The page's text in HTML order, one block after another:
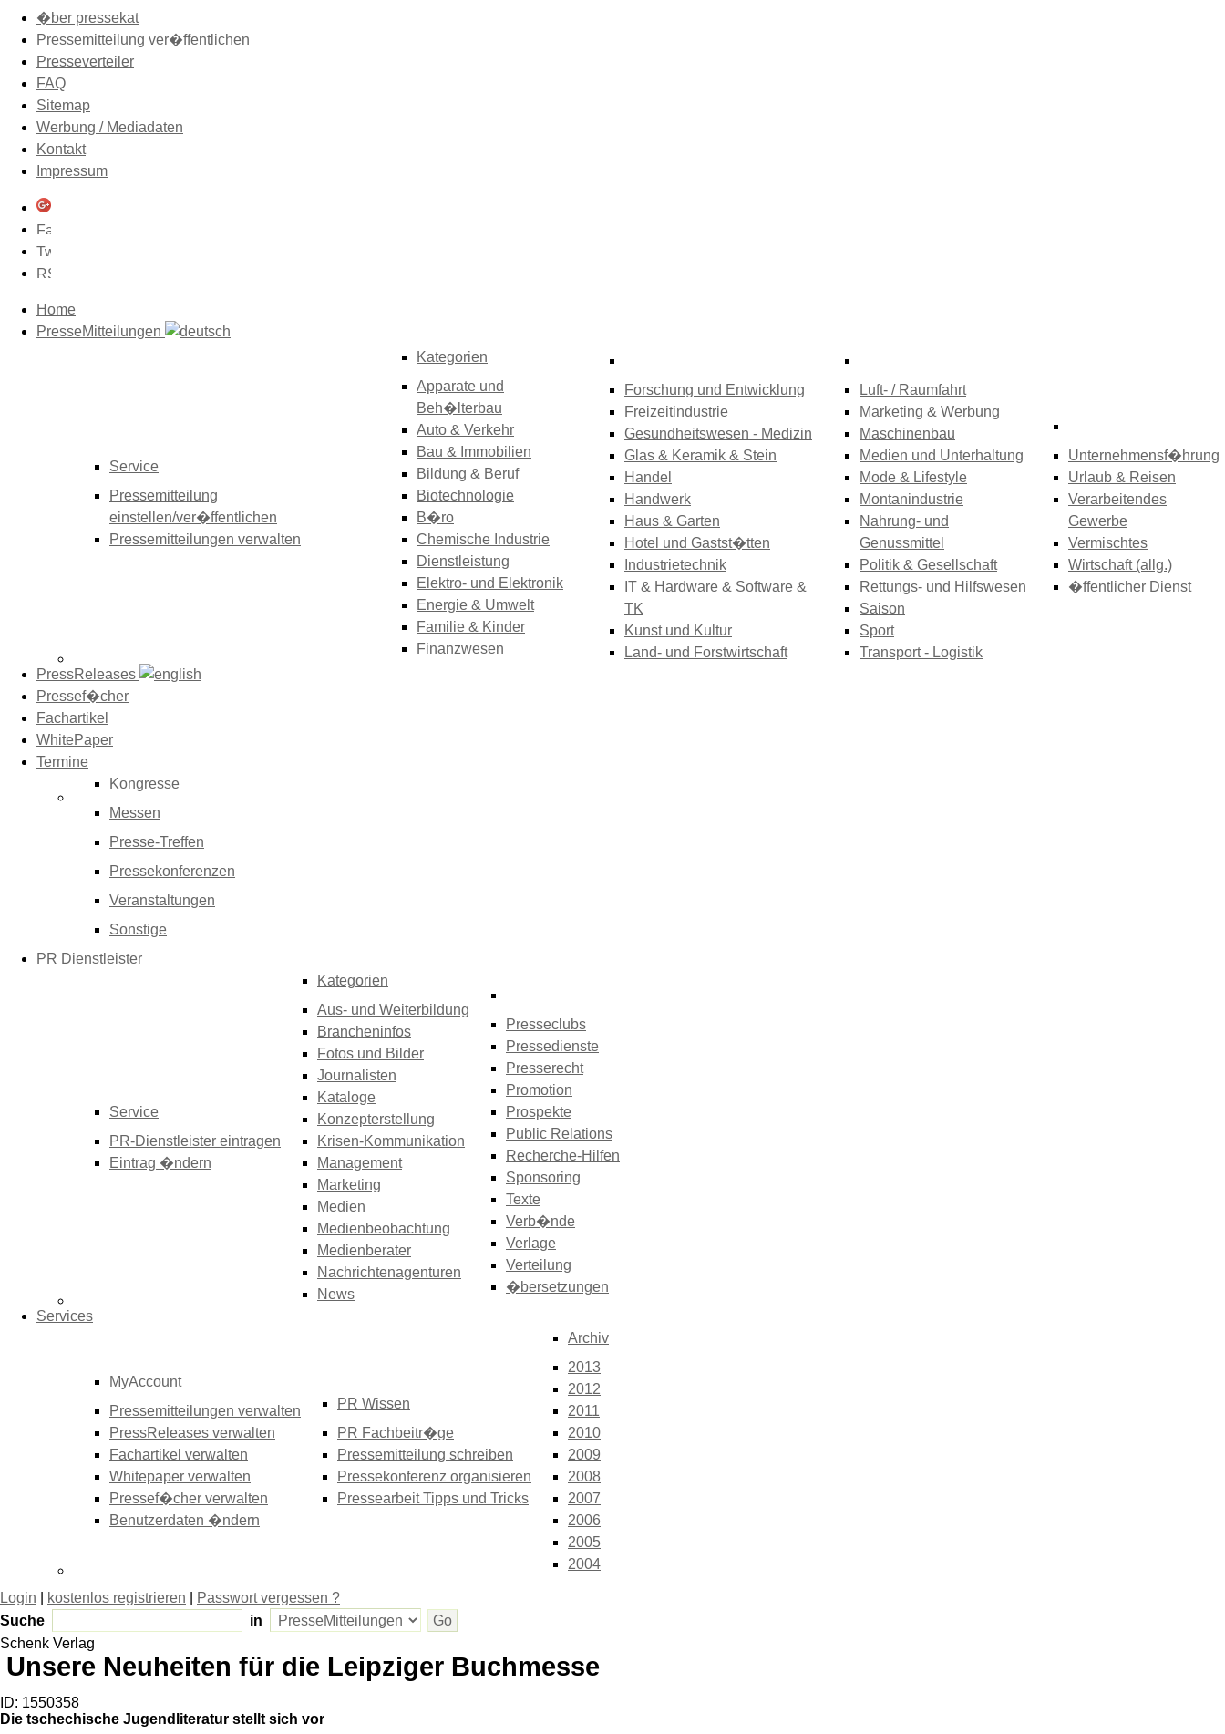
�ber pressekat
Pressemitteilung ver�ffentlichen
Presseverteiler
FAQ
Sitemap
Werbung / Mediadaten
Kontakt
Impressum
Home
PresseMitteilungen
Service
Pressemitteilung
einstellen/ver�ffentlichen
Pressemitteilungen verwalten
Kategorien
Apparate und
Beh�lterbau
Auto & Verkehr
Bau & Immobilien
Bildung & Beruf
Biotechnologie
B�ro
Chemische Industrie
Dienstleistung
Elektro- und Elektronik
Energie & Umwelt
Familie & Kinder
Finanzwesen
Forschung und Entwicklung
Freizeitindustrie
Gesundheitswesen - Medizin
Glas & Keramik & Stein
Handel
Handwerk
Haus & Garten
Hotel und Gastst�tten
Industrietechnik
IT & Hardware & Software &
TK
Kunst und Kultur
Land- und Forstwirtschaft
Luft- / Raumfahrt
Marketing & Werbung
Maschinenbau
Medien und Unterhaltung
Mode & Lifestyle
Montanindustrie
Nahrung- und
Genussmittel
Politik & Gesellschaft
Rettungs- und Hilfswesen
Saison
Sport
Transport - Logistik
Unternehmensf�hrung
Urlaub & Reisen
Verarbeitendes
Gewerbe
Vermischtes
Wirtschaft (allg.)
�ffentlicher Dienst
PressReleases
Pressef�cher
Fachartikel
WhitePaper
Termine
Kongresse
Messen
Presse-Treffen
Pressekonferenzen
Veranstaltungen
Sonstige
PR Dienstleister
Service
PR-Dienstleister eintragen
Eintrag �ndern
Kategorien
Aus- und Weiterbildung
Brancheninfos
Fotos und Bilder
Journalisten
Kataloge
Konzepterstellung
Krisen-Kommunikation
Management
Marketing
Medien
Medienbeobachtung
Medienberater
Nachrichtenagenturen
News
Presseclubs
Pressedienste
Presserecht
Promotion
Prospekte
Public Relations
Recherche-Hilfen
Sponsoring
Texte
Verb�nde
Verlage
Verteilung
�bersetzungen
Services
MyAccount
Pressemitteilungen verwalten
PressReleases verwalten
Fachartikel verwalten
Whitepaper verwalten
Pressef�cher verwalten
Benutzerdaten �ndern
PR Wissen
PR Fachbeitr�ge
Pressemitteilung schreiben
Pressekonferenz organisieren
Pressearbeit Tipps und Tricks
Archiv
2013
2012
2011
2010
2009
2008
2007
2006
2005
2004
Login kostenlos registrieren
Passwort vergessen ?
Suche
in
Schenk Verlag
Unsere Neuheiten für die Leipziger Buchmesse
ID: 1550358
Die tschechische Jugendliteratur stellt sich vor